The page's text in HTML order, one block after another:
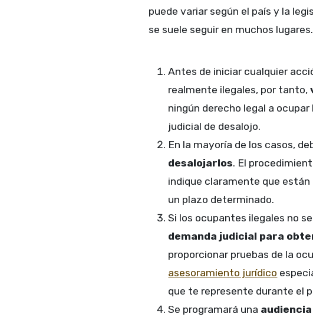
puede variar según el país y la
se suele seguir en muchos lugares.
Antes de iniciar cualquier
realmente ilegales, por tanto,
ningún derecho legal a
judicial de desalojo.
En la mayoría de los casos,
desalojarlos. El
indique claramente que están
un plazo determinado.
Si los ocupantes ilegales no
demanda judicial para
proporcionar pruebas de la
asesoramiento jurídico
que te represente durante el
Se programará una